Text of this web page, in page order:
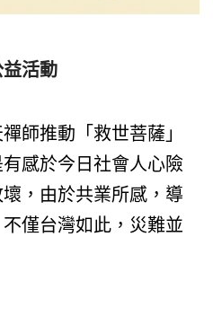
活動
師推動「救世菩薩」
感於今日社會人心險
，由於共業所感，導
僅台灣如此，災難並